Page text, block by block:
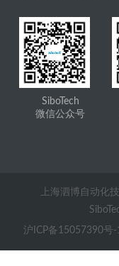
SiboTech
微信公众号
上海泗博自动化
沪ICP备15057390号-